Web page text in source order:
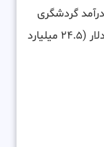
کرونایی در سال ۲۰۲۰ نیز درآمد گردشگری
ترکیه دو برابر گشت و بالغ بر ۲۵ میلیارد دلار (۲۴.۵ میلیارد